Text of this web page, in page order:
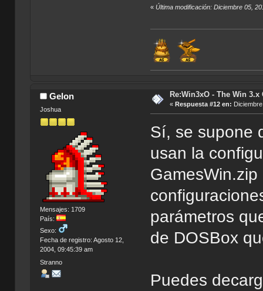
«Última modificación: Diciembre 05,
Gelon
Joshua
Mensajes: 1709
País:
Sexo:
Fecha de registro: Agosto 12,
2004, 09:45:39 am
Stranno
Re:Win3xO - The Win
« Respuesta #12 en:
Sí, se supone
usan la
parámetros
de DOSBox
Puedes